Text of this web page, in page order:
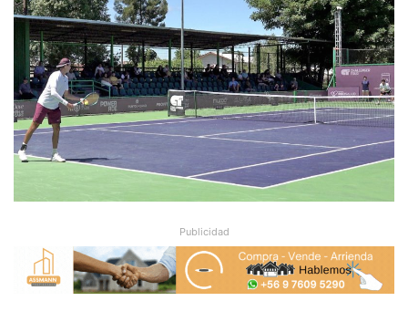
Publicidad